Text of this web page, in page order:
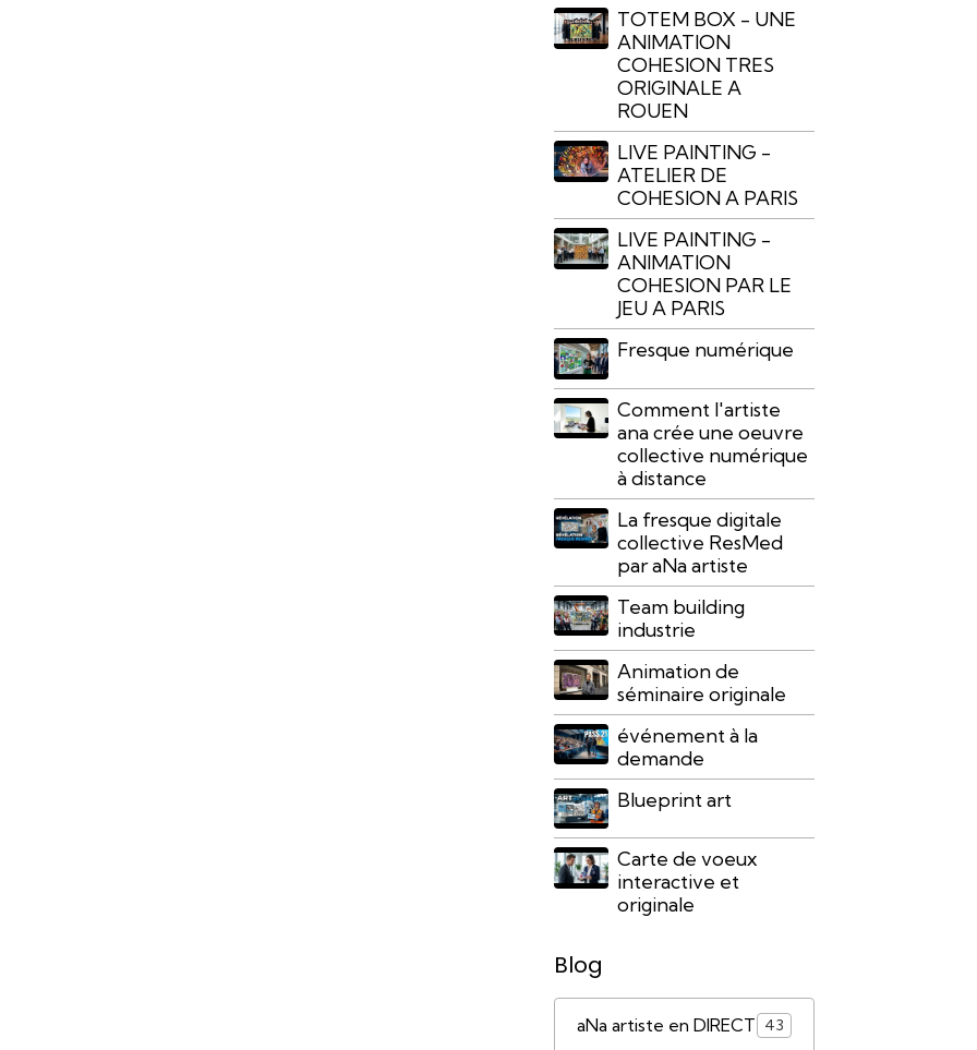
TOTEM BOX - UNE
ANIMATION
COHESION TRES
ORIGINALE A
ROUEN
LIVE PAINTING -
ATELIER DE
COHESION A PARIS
LIVE PAINTING -
ANIMATION
COHESION PAR LE
JEU A PARIS
Fresque numérique
Comment l'artiste
ana crée une oeuvre
collective numérique
à distance
La fresque digitale
collective ResMed
par aNa artiste
Team building
industrie
Animation de
séminaire originale
événement à la
demande
Blueprint art
Carte de voeux
interactive et
originale
Blog
aNa artiste en DIRECT 43